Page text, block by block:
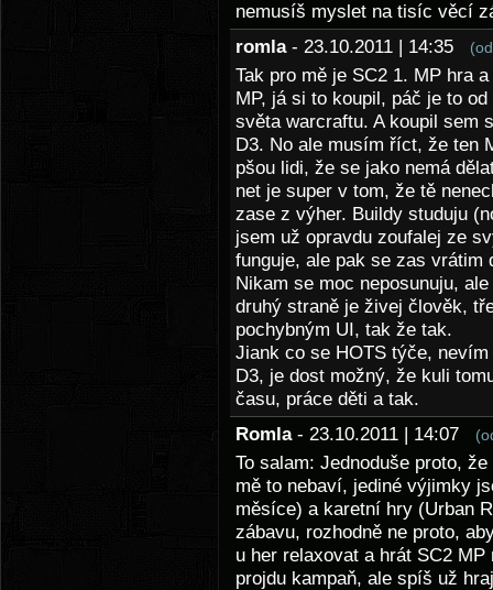
nemusíš myslet na tisíc věcí
romla - 23.10.2011 | 14:35
Tak pro mě je SC2 1. MP hra
MP, já si to koupil, páč je to
světa warcraftu. A koupil sem
D3. No ale musím říct, že ten
pšou lidi, že se jako nemá
net je super v tom, že tě
zase z výher. Buildy studuju
jsem už opravdu zoufalej ze
funguje, ale pak se zas vrátim
Nikam se moc neposunuju,
druhý straně je živej člověk,
pochybným UI, tak že tak.
Jiank co se HOTS týče,
D3, je dost možný, že kuli
času, práce děti a tak.
Romla - 23.10.2011 | 14:07
To salam: Jednoduše proto,
mě to nebaví, jediné výjimky
měsíce) a karetní hry (Urban
zábavu, rozhodně ne proto,
u her relaxovat a hrát SC2
projdu kampaň, ale spíš už